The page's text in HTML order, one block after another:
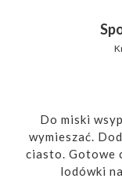
Do miski
wymieszać.
ciasto. Gotowe
lodówki